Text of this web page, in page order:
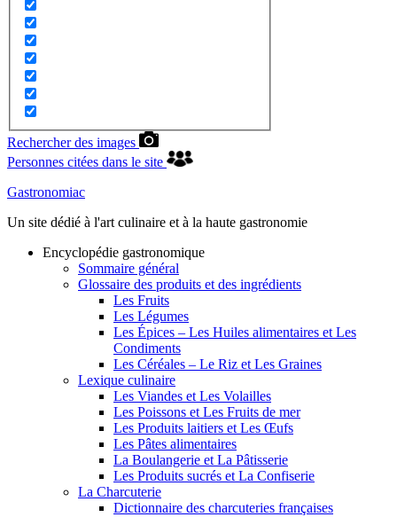
Rechercher des images
Personnes citées dans le site
Gastronomiac
Un site dédié à l'art culinaire et à la haute gastronomie
Encyclopédie gastronomique
Sommaire général
Glossaire des produits et des ingrédients
Les Fruits
Les Légumes
Les Épices – Les Huiles alimentaires et Les
Condiments
Les Céréales – Le Riz et Les Graines
Lexique culinaire
Les Viandes et Les Volailles
Les Poissons et Les Fruits de mer
Les Produits laitiers et Les Œufs
Les Pâtes alimentaires
La Boulangerie et La Pâtisserie
Les Produits sucrés et La Confiserie
La Charcuterie
Dictionnaire des charcuteries françaises